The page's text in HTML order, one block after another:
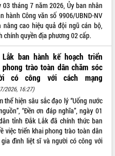
03 tháng 7 năm 2026, Ủy ban nhân
hành Công văn số 9906/UBND-NV
cao hiệu quả đội ngũ cán bộ,
chính quyền địa phương 02 cấp.
ban hành kế hoạch triển
phong trào toàn dân chăm sóc
có công với cách mạng
2026, 16:27)
thể hiện sâu sắc đạo lý “Uống nước
“Đền ơn đáp nghĩa”, ngày 01
tỉnh Đắk Lắk đã chính thức ban
việc triển khai phong trào toàn dân
đình liệt sĩ và người có công với